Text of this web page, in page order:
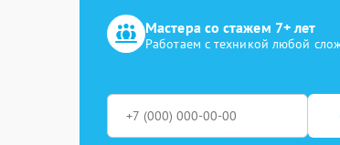
Мастера со стажем 7+ лет
Работаем с техникой любой